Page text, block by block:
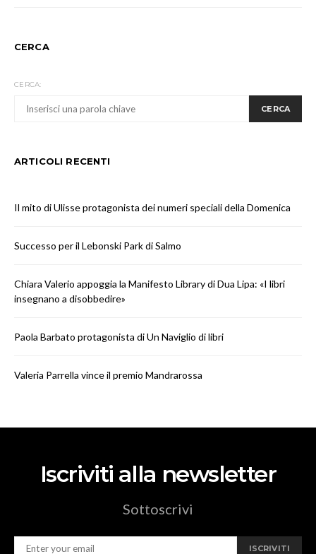
CERCA
CERCA:
CERCA
ARTICOLI RECENTI
Il mito di Ulisse protagonista dei numeri speciali della Domenica
Successo per il Lebonski Park di Salmo
Chiara Valerio appoggia la Manifesto Library di Dua Lipa: «I libri
insegnano a disobbedire»
Paola Barbato protagonista di Un Naviglio di libri
Valeria Parrella vince il premio Mandrarossa
Iscriviti alla newsletter
Sottoscrivi
ISCRIVITI